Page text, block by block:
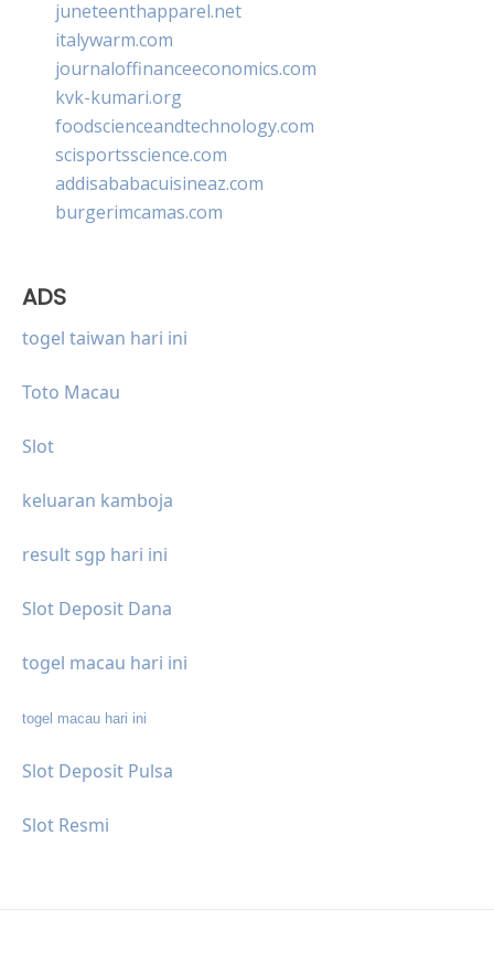
juneteenthapparel.net
italywarm.com
journaloffinanceeconomics.com
kvk-kumari.org
foodscienceandtechnology.com
scisportsscience.com
addisababacuisineaz.com
burgerimcamas.com
ADS
togel taiwan hari ini
Toto Macau
Slot
keluaran kamboja
result sgp hari ini
Slot Deposit Dana
togel macau hari ini
togel macau hari ini
Slot Deposit Pulsa
Slot Resmi